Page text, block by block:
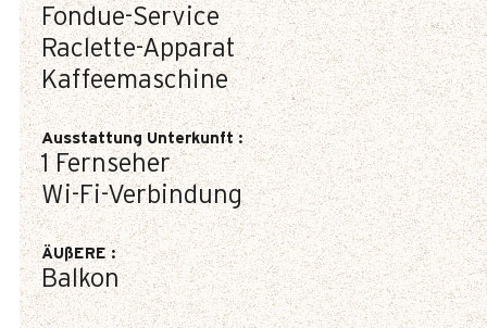
Fondue-Service
Raclette-Apparat
Kaffeemaschine
Ausstattung Unterkunft:
1 Fernseher
Wi-Fi-Verbindung
ÄUßERE:
Balkon